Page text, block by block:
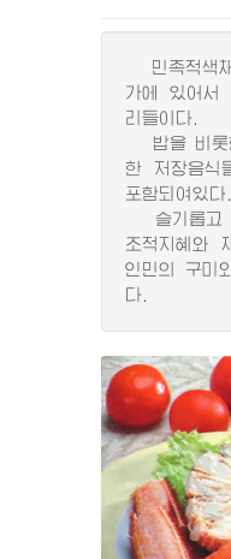
민족적색
가에 있어서
리들이다.
밥을 비롯
한 저장음식
포함되여있다.
슬기롭고
조적지혜와
인민의 구미
다.